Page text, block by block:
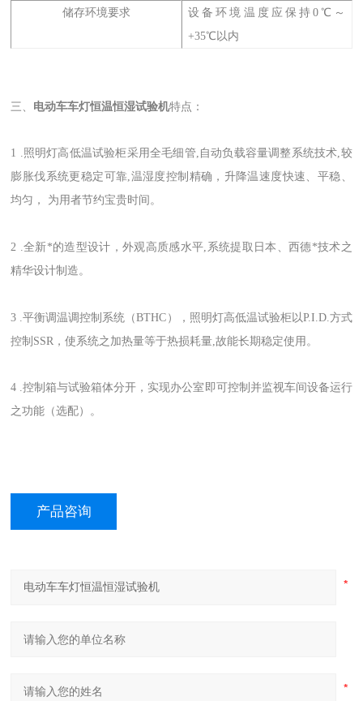
储存环境要求
设备环境温度应保持0℃～
+35℃以内
三、 电动车车灯恒温恒湿试验机特点：
1 .照明灯高低温试验柜采用全毛细管,自动负载容量调整系统技术,较
膨胀伐系统更稳定可靠,温湿度控制精确，升降温速度快速、平稳、
均匀， 为用者节约宝贵时间。
2 .全新*的造型设计，外观高质感水平,系统提取日本、西德*技术之
精华设计制造。
3 .平衡调温调控制系统（BTHC），照明灯高低温试验柜以P.I.D.方式
控制SSR，使系统之加热量等于热损耗量,故能长期稳定使用。
4 .控制箱与试验箱体分开，实现办公室即可控制并监视车间设备运行
之功能（选配）。
产品咨询